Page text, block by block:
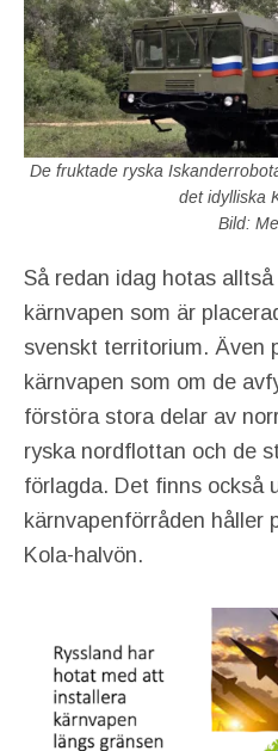
De fruktade ryska
det idylliska
Bild:
Så redan idag hotas
kärnvapen som är
svenskt territorium. Även
kärnvapen som om de
förstöra stora delar av
ryska nordflottan och de
förlagda. Det finns också
kärnvapenförråden håller
Kola-halvön.